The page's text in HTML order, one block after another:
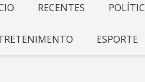
RECENTES
ESPORTE